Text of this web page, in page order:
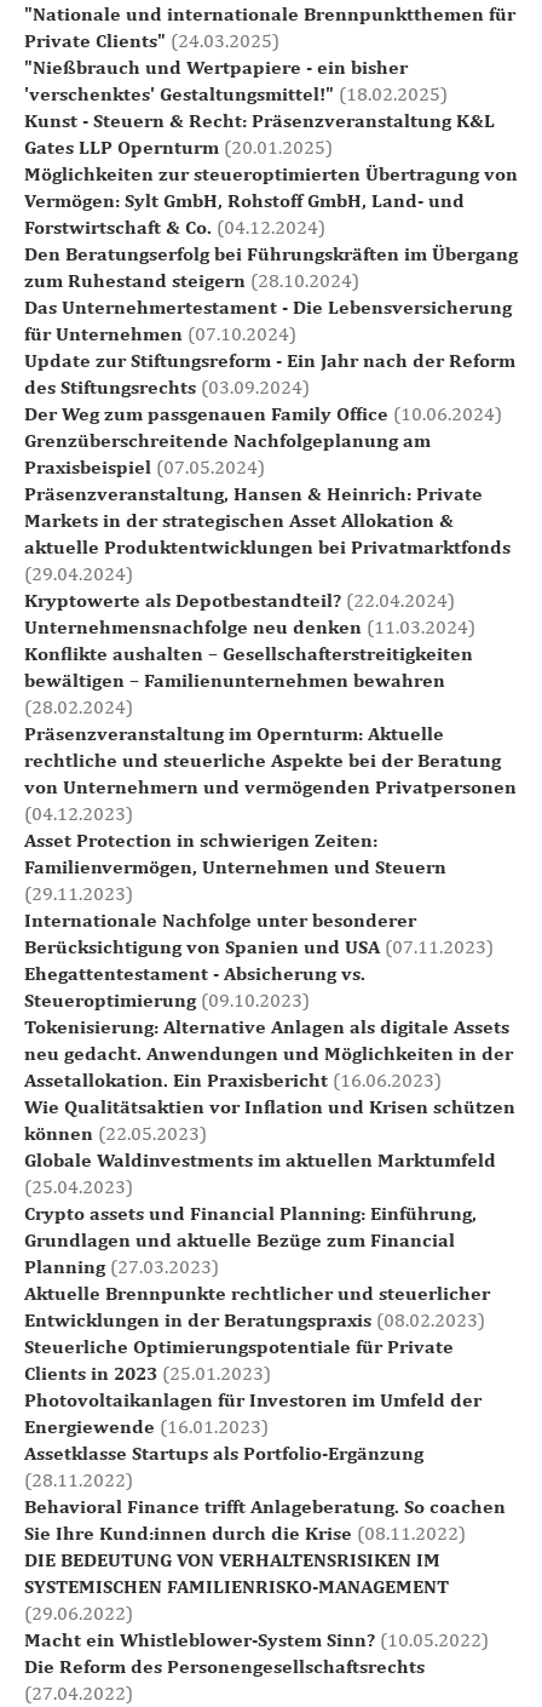
"Nationale und internationale Brennpunktthemen für
Private Clients" (24.03.2025)
"Nießbrauch und Wertpapiere - ein bisher
'verschenktes' Gestaltungsmittel!" (18.02.2025)
Kunst - Steuern & Recht: Präsenzveranstaltung K&L
Gates LLP Opernturm (20.01.2025)
Möglichkeiten zur steueroptimierten Übertragung von
Vermögen: Sylt GmbH, Rohstoff GmbH, Land- und
Forstwirtschaft & Co. (04.12.2024)
Den Beratungserfolg bei Führungskräften im Übergang
zum Ruhestand steigern (28.10.2024)
Das Unternehmertestament - Die Lebensversicherung
für Unternehmen (07.10.2024)
Update zur Stiftungsreform - Ein Jahr nach der Reform
des Stiftungsrechts (03.09.2024)
Der Weg zum passgenauen Family Office (10.06.2024)
Grenzüberschreitende Nachfolgeplanung am
Praxisbeispiel (07.05.2024)
Präsenzveranstaltung, Hansen & Heinrich: Private
Markets in der strategischen Asset Allokation &
aktuelle Produktentwicklungen bei Privatmarktfonds
(29.04.2024)
Kryptowerte als Depotbestandteil? (22.04.2024)
Unternehmensnachfolge neu denken (11.03.2024)
Konflikte aushalten – Gesellschafterstreitigkeiten
bewältigen – Familienunternehmen bewahren
(28.02.2024)
Präsenzveranstaltung im Opernturm: Aktuelle
rechtliche und steuerliche Aspekte bei der Beratung
von Unternehmern und vermögenden Privatpersonen
(04.12.2023)
Asset Protection in schwierigen Zeiten:
Familienvermögen, Unternehmen und Steuern
(29.11.2023)
Internationale Nachfolge unter besonderer
Berücksichtigung von Spanien und USA(07.11.2023)
Ehegattentestament - Absicherung vs.
Steueroptimierung(09.10.2023)
Tokenisierung: Alternative Anlagen als digitale Assets
neu gedacht. Anwendungen und Möglichkeiten in der
Assetallokation. Ein Praxisbericht (16.06.2023)
Wie Qualitätsaktien vor Inflation und Krisen schützen
können (22.05.2023)
Globale Waldinvestments im aktuellen Marktumfeld
(25.04.2023)
Crypto assets und Financial Planning: Einführung,
Grundlagen und aktuelle Bezüge zum Financial
Planning(27.03.2023)
Aktuelle Brennpunkte rechtlicher und steuerlicher
Entwicklungen in der Beratungspraxis (08.02.2023)
Steuerliche Optimierungspotentiale für Private
Clients in 2023 (25.01.2023)
Photovoltaikanlagen für Investoren im Umfeld der
Energiewende (16.01.2023)
Assetklasse Startups als Portfolio-Ergänzung
(28.11.2022)
Behavioral Finance trifft Anlageberatung. So coachen
Sie Ihre Kund:innen durch die Krise (08.11.2022)
DIE BEDEUTUNG VON VERHALTENSRISIKEN IM
SYSTEMISCHEN FAMILIENRISKO-MANAGEMENT
(29.06.2022)
Macht ein Whistleblower-System Sinn? (10.05.2022)
Die Reform des Personengesellschaftsrechts
(27.04.2022)